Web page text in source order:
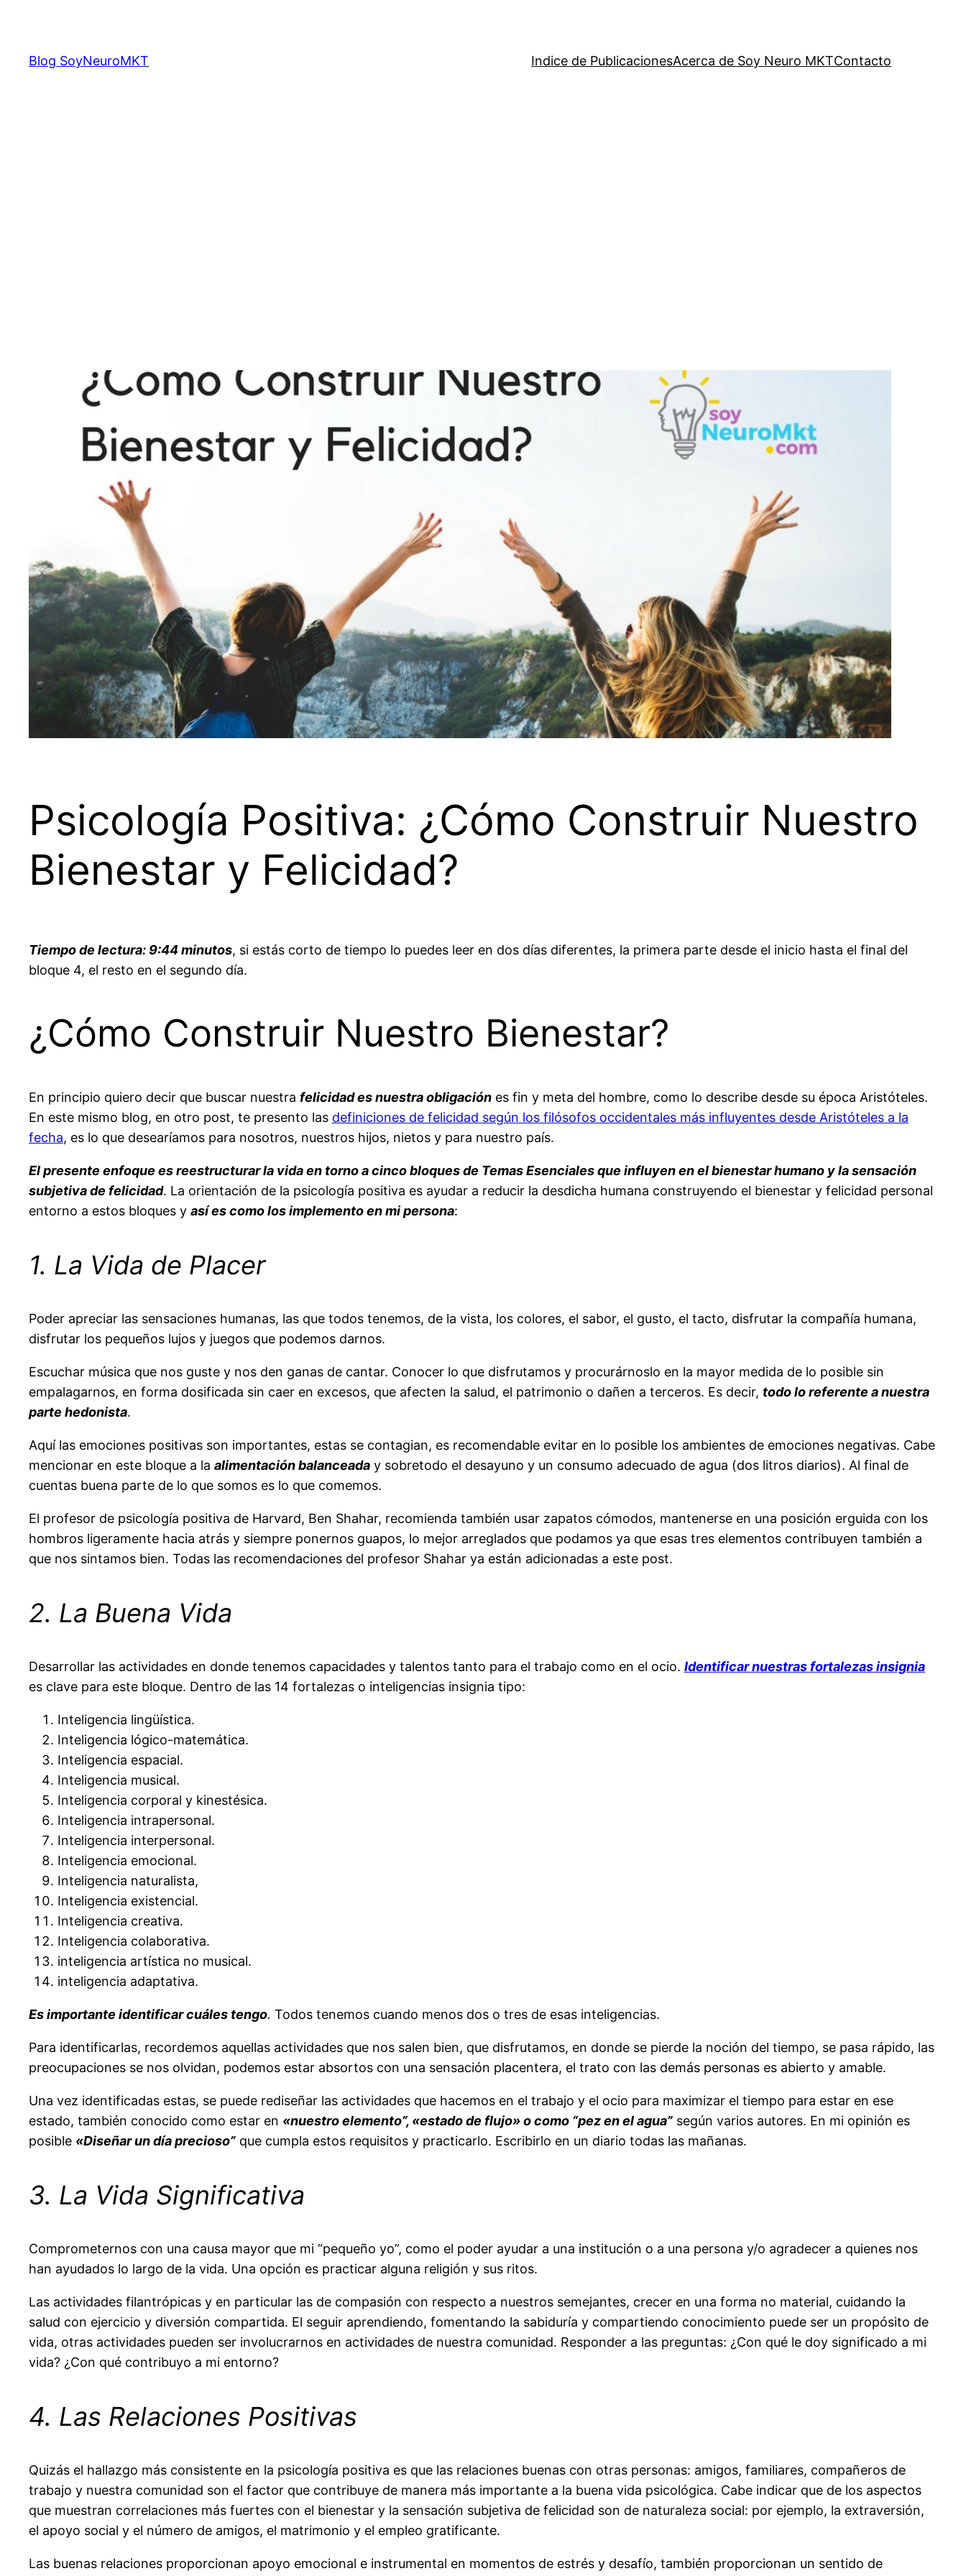
contenido
Blog SoyNeuroMKT Indice de PublicacionesAcerca de Soy Neuro MKTContacto
Psicología Positiva: ¿Cómo Construir Nuestro
Bienestar y Felicidad?
Tiempo de lectura: 9:44 minutos, si estás corto de tiempo lo puedes leer en dos días diferentes, la primera parte desde el inicio hasta el final del
bloque 4, el resto en el segundo día.
¿Cómo Construir Nuestro Bienestar?
En principio quiero decir que buscar nuestra felicidad es nuestra obligación es fin y meta del hombre, como lo describe desde su época Aristóteles.
En este mismo blog, en otro post, te presento las definiciones de felicidad según los filósofos occidentales más influyentes desde Aristóteles a la
fecha, es lo que desearíamos para nosotros, nuestros hijos, nietos y para nuestro país.
El presente enfoque es reestructurar la vida en torno a cinco bloques de Temas Esenciales que influyen en el bienestar humano y la sensación
subjetiva de felicidad. La orientación de la psicología positiva es ayudar a reducir la desdicha humana construyendo el bienestar y felicidad personal
entorno a estos bloques y así es como los implemento en mi persona:
1. La Vida de Placer
Poder apreciar las sensaciones humanas, las que todos tenemos, de la vista, los colores, el sabor, el gusto, el tacto, disfrutar la compañía humana,
disfrutar los pequeños lujos y juegos que podemos darnos.
Escuchar música que nos guste y nos den ganas de cantar. Conocer lo que disfrutamos y procurárnoslo en la mayor medida de lo posible sin
empalagarnos, en forma dosificada sin caer en excesos, que afecten la salud, el patrimonio o dañen a terceros. Es decir, todo lo referente a nuestra
parte hedonista.
Aquí las emociones positivas son importantes, estas se contagian, es recomendable evitar en lo posible los ambientes de emociones negativas. Cabe
mencionar en este bloque a la alimentación balanceada y sobretodo el desayuno y un consumo adecuado de agua (dos litros diarios). Al final de
cuentas buena parte de lo que somos es lo que comemos.
El profesor de psicología positiva de Harvard, Ben Shahar, recomienda también usar zapatos cómodos, mantenerse en una posición erguida con los
hombros ligeramente hacia atrás y siempre ponernos guapos, lo mejor arreglados que podamos ya que esas tres elementos contribuyen también a
que nos sintamos bien. Todas las recomendaciones del profesor Shahar ya están adicionadas a este post.
2. La Buena Vida
Desarrollar las actividades en donde tenemos capacidades y talentos tanto para el trabajo como en el ocio. Identificar nuestras fortalezas insignia
es clave para este bloque. Dentro de las 14 fortalezas o inteligencias insignia tipo:
Inteligencia lingüística.
Inteligencia lógico-matemática.
Inteligencia espacial.
Inteligencia musical.
Inteligencia corporal y kinestésica.
Inteligencia intrapersonal.
Inteligencia interpersonal.
Inteligencia emocional.
Inteligencia naturalista,
Inteligencia existencial.
Inteligencia creativa.
Inteligencia colaborativa.
inteligencia artística no musical.
inteligencia adaptativa.
Es importante identificar cuáles tengo. Todos tenemos cuando menos dos o tres de esas inteligencias.
Para identificarlas, recordemos aquellas actividades que nos salen bien, que disfrutamos, en donde se pierde la noción del tiempo, se pasa rápido, las
preocupaciones se nos olvidan, podemos estar absortos con una sensación placentera, el trato con las demás personas es abierto y amable.
Una vez identificadas estas, se puede rediseñar las actividades que hacemos en el trabajo y el ocio para maximizar el tiempo para estar en ese
estado, también conocido como estar en «nuestro elemento”, «estado de flujo» o como “pez en el agua” según varios autores. En mi opinión es
posible «Diseñar un día precioso” que cumpla estos requisitos y practicarlo. Escribirlo en un diario todas las mañanas.
3. La Vida Significativa
Comprometernos con una causa mayor que mi “pequeño yo”, como el poder ayudar a una institución o a una persona y/o agradecer a quienes nos
han ayudados lo largo de la vida. Una opción es practicar alguna religión y sus ritos.
Las actividades filantrópicas y en particular las de compasión con respecto a nuestros semejantes, crecer en una forma no material, cuidando la
salud con ejercicio y diversión compartida. El seguir aprendiendo, fomentando la sabiduría y compartiendo conocimiento puede ser un propósito de
vida, otras actividades pueden ser involucrarnos en actividades de nuestra comunidad. Responder a las preguntas: ¿Con qué le doy significado a mi
vida? ¿Con qué contribuyo a mi entorno?
4. Las Relaciones Positivas
Quizás el hallazgo más consistente en la psicología positiva es que las relaciones buenas con otras personas: amigos, familiares, compañeros de
trabajo y nuestra comunidad son el factor que contribuye de manera más importante a la buena vida psicológica. Cabe indicar que de los aspectos
que muestran correlaciones más fuertes con el bienestar y la sensación subjetiva de felicidad son de naturaleza social: por ejemplo, la extraversión,
el apoyo social y el número de amigos, el matrimonio y el empleo gratificante.
Las buenas relaciones proporcionan apoyo emocional e instrumental en momentos de estrés y desafío, también proporcionan un sentido de